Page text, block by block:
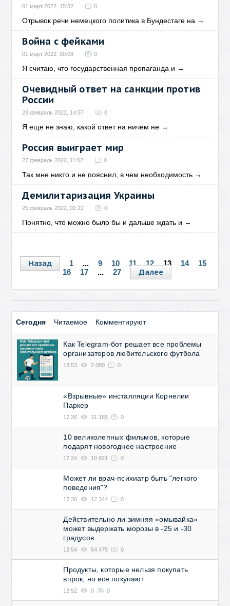
01 март 2022, 15:32 0
Отрывок речи немецкого политика в Бундестаге на →
Война с фейками
01 март 2022, 00:09 0
Я считаю, что государственная пропаганда и →
Очевидный ответ на санкции против
России
28 февраль 2022, 14:57 0
Я еще не знаю, какой ответ на ничем не →
Россия выиграет мир
27 февраль 2022, 11:02 0
Так мне никто и не пояснил, в чем необходимость →
Демилитаризация Украины
25 февраль 2022, 01:22 0
Понятно, что можно было бы и дальше ждать и →
Назад 1 ... 9 10 11 12 13 14
15
16
17 ... 27 Далее
Сегодня Читаемое Комментируют
Как Telegram-бот решает все проблемы
организаторов любительского футбола
13:53 2 080 0
«Взрывные» инсталляции Корнелии
Паркер
17:36 31 165 0
10 великолепных фильмов, которые
подарят новогоднее настроение
17:34 10 921 0
Может ли врач-психиатр быть "легкого
поведения"?
17:30 12 344 0
Действительно ли зимняя «омывайка»
может выдержать морозы в -25 и -30
градусов
13:54 54 475 0
Продукты, которые нельзя покупать
впрок, но все покупают
13:52 0 0